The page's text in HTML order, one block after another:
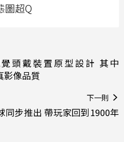
圖超Q
頭戴裝置原型設計 其中
影像品質
下一則
同步推出 帶玩家回到1900年